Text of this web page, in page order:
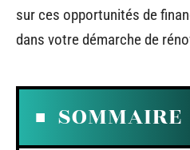
sur ces opportunités de
dans votre démarche de
SOMMAIRE